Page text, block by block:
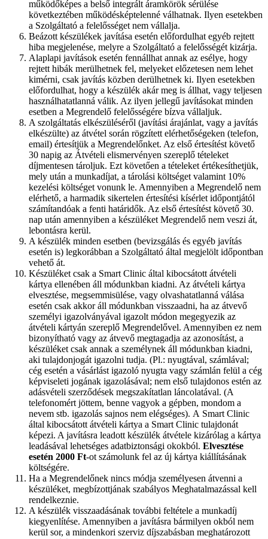
működőképes a belső integrált áramkörök sérülése
következtében működésképtelenné válhatnak. Ilyen esetekben
a Szolgáltató a felelősséget nem vállalja.
Beázott készülékek javítása esetén előfordulhat egyéb rejtett
hiba megjelenése, melyre a Szolgáltató a felelősségét kizárja.
Alaplapi javítások esetén fennállhat annak az esélye, hogy
rejtett hibák merülhetnek fel, melyeket előzetesen nem lehet
kimérni, csak javítás közben derülhetnek ki. Ilyen esetekben
előfordulhat, hogy a készülék akár meg is állhat, vagy teljesen
használhatatlanná válik. Az ilyen jellegű javításokat minden
esetben a Megrendelő felelősségére bízva vállaljuk.
A szolgáltatás elkészüléséről (javítási árajánlat, vagy a javítás
elkészülte) az átvétel során rögzített elérhetőségeken (telefon,
email) értesítjük a Megrendelőnket. Az első értesítést követő
30 napig az Átvételi elismervényen szereplő tételeket
díjmentesen tároljuk. Ezt követően a tételeket értékesíthetjük,
mely után a munkadíjat, a tárolási költséget valamint 10%
kezelési költséget vonunk le. Amennyiben a Megrendelő nem
elérhető, a harmadik sikertelen értesítési kísérlet időpontjától
számítandóak a fenti határidők. Az első értesítést követő 30.
nap után amennyiben a készüléket Megrendelő nem veszi át,
lebontásra kerül.
A készülék minden esetben (bevizsgálás és egyéb javítás
esetén is) legkorábban a Szolgáltató által megjelölt időpontban
vehető át.
Készüléket csak a Smart Clinic által kibocsátott átvételi
kártya ellenében áll módunkban kiadni. Az átvételi kártya
elvesztése, megsemmisülése, vagy olvashatatlanná válása
esetén csak akkor áll módunkban visszaadni, ha az átvevő
személyi igazolványával igazolt módon megegyezik az
átvételi kártyán szereplő Megrendelővel. Amennyiben ez nem
bizonyítható vagy az átvevő megtagadja az azonosítást, a
készüléket csak annak a személynek áll módunkban kiadni,
aki tulajdonjogát igazolni tudja. (Pl.: nyugtával, számlával;
cég esetén a vásárlást igazoló nyugta vagy számlán felül a cég
képviseleti jogának igazolásával; nem első tulajdonos estén az
adásvételi szerződések megszakítatlan láncolatával. (A
telefonomért jöttem, benne vagyok a gépben, mondom a
nevem stb. igazolás sajnos nem elégséges). A Smart Clinic
által kibocsátott átvételi kártya a Smart Clinic tulajdonát
képezi. A javításra leadott készülék átvétele kizárólag a kártya
leadásával lehetséges adatbiztonsági okokból. Elvesztése
esetén 2000 Ft-ot számolunk fel az új kártya kiállításának
költségére.
Ha a Megrendelőnek nincs módja személyesen átvenni a
készüléket, megbízottjának szabályos Meghatalmazással kell
rendelkeznie.
A készülék visszaadásának további feltétele a munkadíj
kiegyenlítése. Amennyiben a javításra bármilyen okból nem
kerül sor, a mindenkori szerviz díjszabásban meghatározott